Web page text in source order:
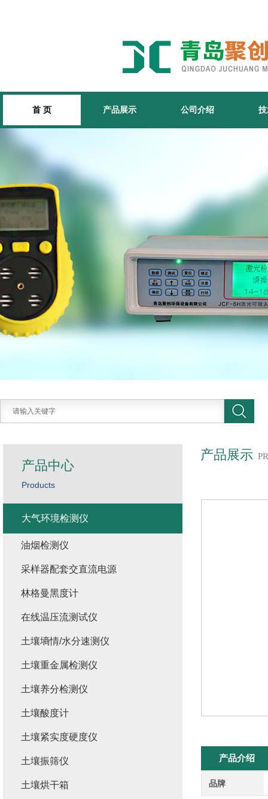
首 页 产品展示 公司介绍
产品展示
产品介绍
品牌
产品中心
Products
大气环境检测仪
油烟检测仪
采样器配套交直流电源
林格曼黑度计
在线温压流测试仪
土壤墒情/水分速测仪
土壤重金属检测仪
土壤养分检测仪
土壤酸度计
土壤紧实度硬度仪
土壤振筛仪
土壤烘干箱